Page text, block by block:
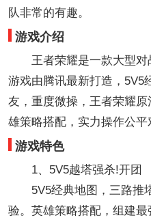
队非常的有趣。
游戏介绍
王者荣耀是一款大型对
游戏由腾讯最新打造，5V5
友，重度微操，王者荣耀
雄策略搭配，实力操作公
游戏特色
1、5V5越塔强杀!开团
5V5经典地图，三路推
验。英雄策略搭配，组建